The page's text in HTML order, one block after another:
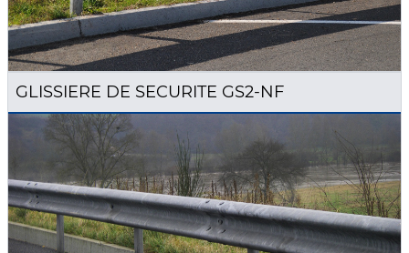
GLISSIERE DE SECURITE GS2-NF